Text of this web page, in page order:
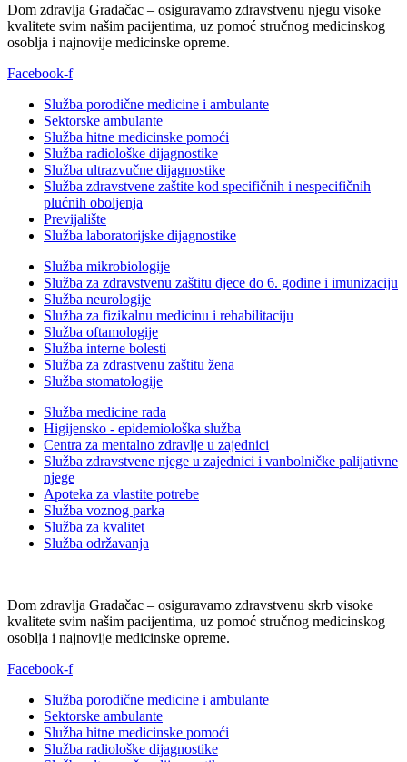
Dom zdravlja Gradačac – osiguravamo zdravstvenu njegu visoke
kvalitete svim našim pacijentima, uz pomoć stručnog medicinskog
osoblja i najnovije medicinske opreme.
Facebook-f
Služba porodične medicine i ambulante
Sektorske ambulante
Služba hitne medicinske pomoći
Služba radiološke dijagnostike
Služba ultrazvučne dijagnostike
Služba zdravstvene zaštite kod specifičnih i nespecifičnih
plućnih oboljenja
Previjalište
Služba laboratorijske dijagnostike
Služba mikrobiologije
Služba za zdravstvenu zaštitu djece do 6. godine i imunizaciju
Služba neurologije
Služba za fizikalnu medicinu i rehabilitaciju
Služba oftamologije
Služba interne bolesti
Služba za zdrastvenu zaštitu žena
Služba stomatologije
Služba medicine rada
Higijensko - epidemiološka služba
Centra za mentalno zdravlje u zajednici
Služba zdravstvene njege u zajednici i vanbolničke palijativne
njege
Apoteka za vlastite potrebe
Služba voznog parka
Služba za kvalitet
Služba održavanja
Dom zdravlja Gradačac – osiguravamo zdravstvenu skrb visoke
kvalitete svim našim pacijentima, uz pomoć stručnog medicinskog
osoblja i najnovije medicinske opreme.
Facebook-f
Služba porodične medicine i ambulante
Sektorske ambulante
Služba hitne medicinske pomoći
Služba radiološke dijagnostike